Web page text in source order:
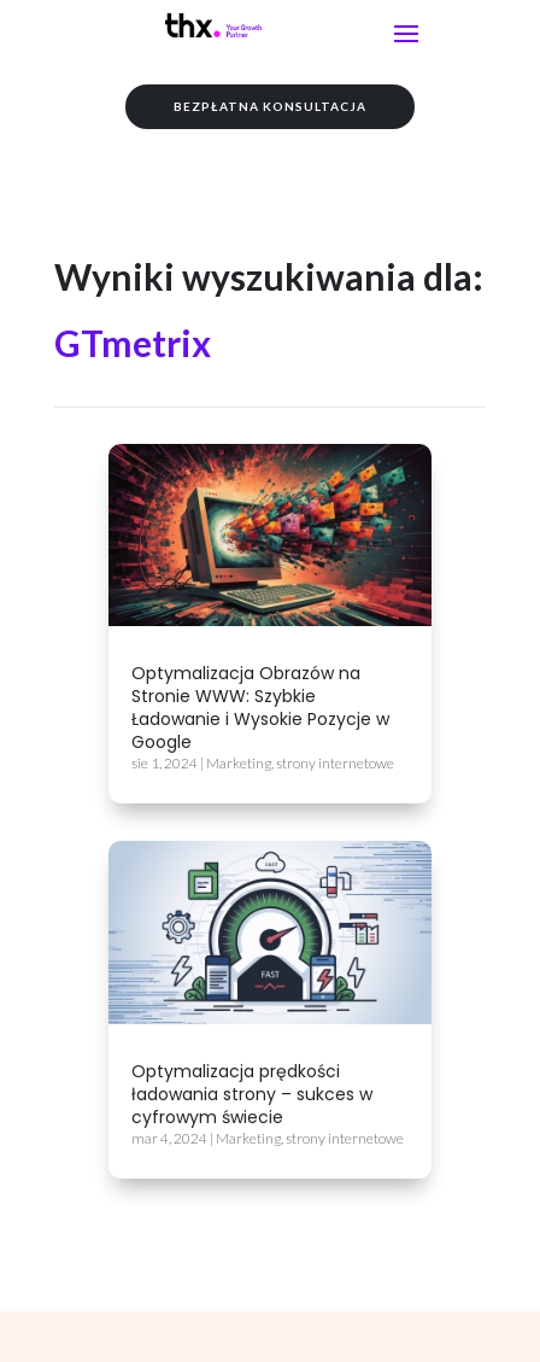
BEZPŁATNA KONSULTACJA
Wyniki wyszukiwania dla:
GTmetrix
Optymalizacja Obrazów na
Stronie WWW: Szybkie
Ładowanie i Wysokie Pozycje w
Google
sie 1, 2024 | Marketing,strony internetowe
Optymalizacja prędkości
ładowania strony – sukces w
cyfrowym świecie
mar 4, 2024 | Marketing, strony internetowe